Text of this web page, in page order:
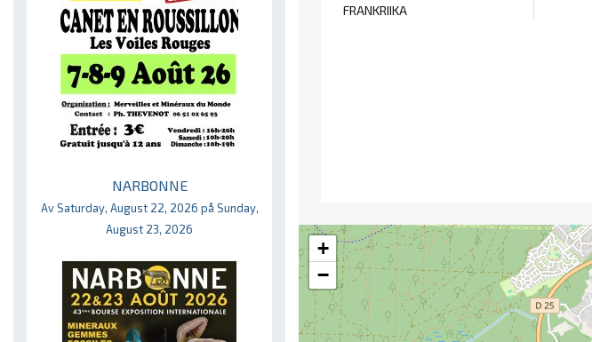
NARBONNE
Av Saturday, August 22, 2026 på Sunday,
August 23, 2026
FRANKRIIKA
+
−